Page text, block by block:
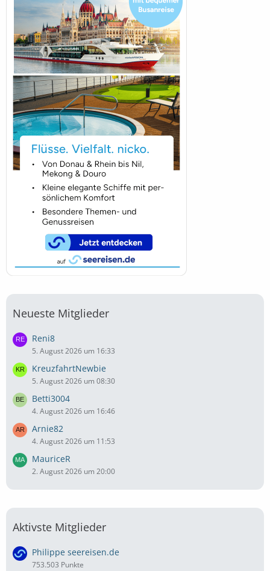
Neueste Mitglieder
Reni8
5. August 2026 um 16:33
KreuzfahrtNewbie
5. August 2026 um 08:30
Betti3004
4. August 2026 um 16:46
Arnie82
4. August 2026 um 11:53
MauriceR
2. August 2026 um 20:00
Aktivste Mitglieder
Philippe seereisen.de
753.503 Punkte